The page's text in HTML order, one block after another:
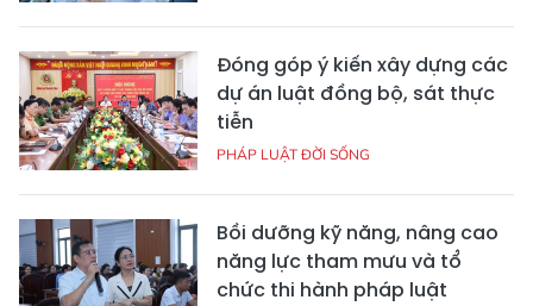
Đóng góp ý kiến xây dựng các
dự án luật đồng bộ, sát thực
tiễn
PHÁP LUẬT ĐỜI SỐNG
Bồi dưỡng kỹ năng, nâng cao
năng lực tham mưu và tổ
chức thi hành pháp luật